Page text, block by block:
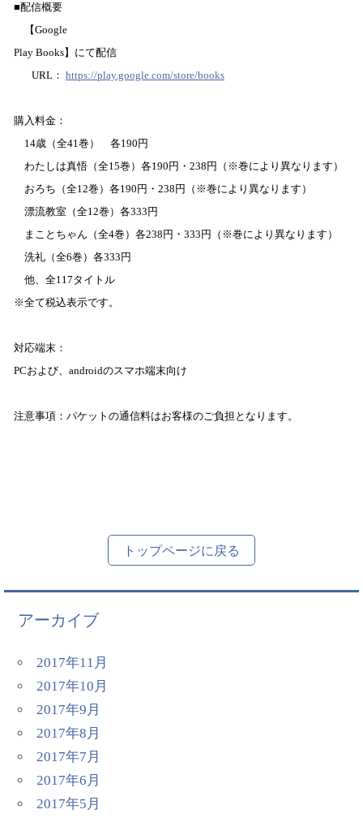
■配信概要
【Google
Play Books】 にて配信
URL ： https://play.google.com/store/books
購入料金：
14歳（全41巻） 各190 円
わたしは真悟（全15巻）各190 円・ 238 円（ ※巻により異なります）
おろち（全12巻）各190 円・ 238 円（ ※巻により異なります）
漂流教室（全12巻）各333 円
まことちゃん（全4巻）各238 円・ 333 円（ ※巻により異なります）
洗礼（全6巻）各333 円
他、全117タイトル
※全て税込表示です。
対応端末：
PCおよび、 androidのスマホ端末向け
注意事項：パケットの通信料はお客様のご負担となります。
トップページに戻る
アーカイブ
2017年11月
2017年10月
2017年9月
2017年8月
2017年7月
2017年6月
2017年5月